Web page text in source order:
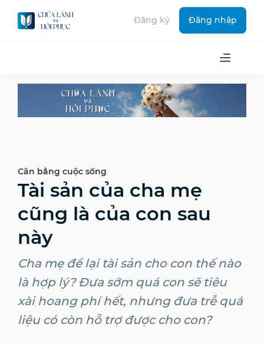
Đăng ký Đăng nhập
Cân bằng cuộc sống
Tài sản của cha mẹ
cũng là của con sau
này
Cha mẹ để lại tài sản cho con thế nào
là hợp lý? Đưa sớm quá con sẽ tiêu
xài hoang phí hết, nhưng đưa trễ quá
liệu có còn hỗ trợ được cho con?